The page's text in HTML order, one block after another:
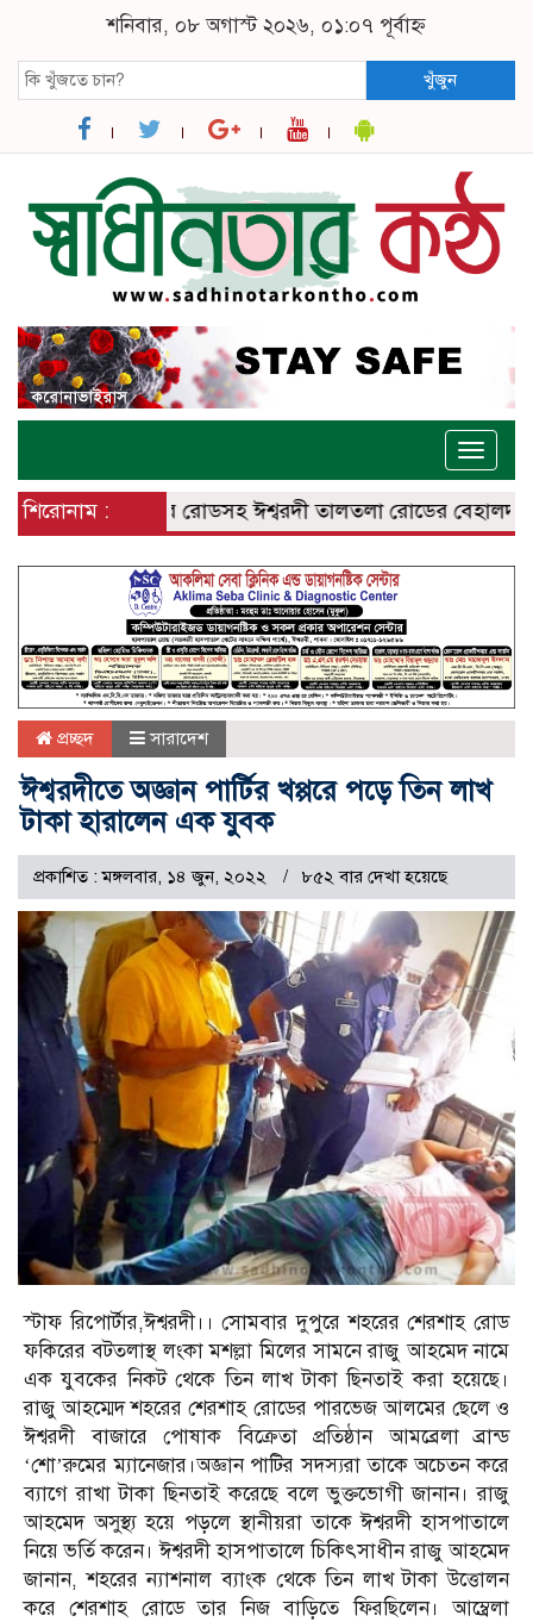
শনিবার, ০৮ অগাস্ট ২০২৬, ০১:০৭ পূর্বাহ্ন
খুঁজুন
Toggle
শিরোনাম :
– বানেশ্বর রোডসহ ঈশ্বরদী তালতলা রোডের বেহালদশা
প্রচ্ছদ সারাদেশ
ঈশ্বরদীতে অজ্ঞান পার্টির খপ্পরে পড়ে তিন লাখ
টাকা হারালেন এক যুবক
প্রকাশিত : মঙ্গলবার, ১৪ জুন, ২০২২ ৮৫২ বার দেখা হয়েছে
স্টাফ রিপোর্টার,ঈশ্বরদী।। সোমবার দুপুরে শহরের শেরশাহ রোড
ফকিরের বটতলাস্থ লংকা মশল্লা মিলের সামনে রাজু আহমেদ নামে
এক যুবকের নিকট থেকে তিন লাখ টাকা ছিনতাই করা হয়েছে।
রাজু আহম্মেদ শহরের শেরশাহ রোডের পারভেজ আলমের ছেলে ও
ঈশ্বরদী বাজারে পোষাক বিক্রেতা প্রতিষ্ঠান আমব্রেলা ব্রান্ড
‘শো’রুমের ম্যানেজার।অজ্ঞান পাটির সদস্যরা তাকে অচেতন করে
ব্যাগে রাখা টাকা ছিনতাই করেছে বলে ভুক্তভোগী জানান। রাজু
আহমেদ অসুস্থ্য হয়ে পড়লে স্থানীয়রা তাকে ঈশ্বরদী হাসপাতালে
নিয়ে ভর্তি করেন। ঈশ্বরদী হাসপাতালে চিকিৎসাধীন রাজু আহমেদ
জানান, শহরের ন্যাশনাল ব্যাংক থেকে তিন লাখ টাকা উত্তোলন
করে শেরশাহ রোডে তার নিজ বাড়িতে ফিরছিলেন। আম্ব্রেলা